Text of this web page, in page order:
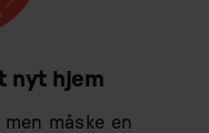
nyt hjem
måske en